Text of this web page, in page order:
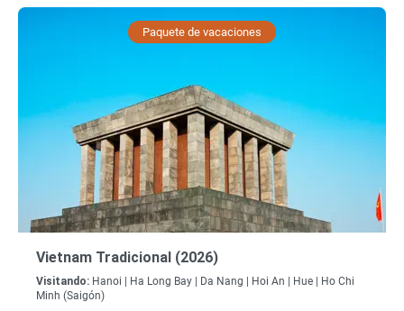
Paquete de vacaciones
Vietnam Tradicional (2026)
Visitando: Hanoi | Ha Long Bay | Da Nang | Hoi An | Hue | Ho Chi
Minh (Saigón)